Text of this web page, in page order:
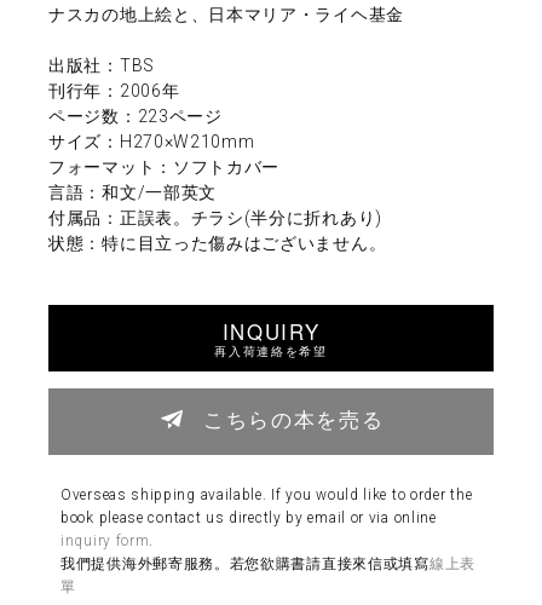
ナスカの地上絵と、日本マリア・ライヘ基金
出版社：TBS
刊行年：2006年
ページ数：223ページ
サイズ：H270×W210mm
フォーマット：ソフトカバー
言語：和文/一部英文
付属品：正誤表。チラシ(半分に折れあり)
状態：特に目立った傷みはございません。
INQUIRY
再入荷連絡を希望
こちらの本を売る
Overseas shipping available. If you would like to order the
book please contact us directly by email or via online
inquiry form
我們提供海外郵寄服務。若您欲購書請直接來信或填寫線上表
單